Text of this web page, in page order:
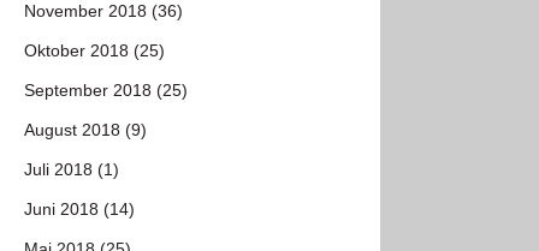
November 2018 (36)
Oktober 2018 (25)
September 2018 (25)
August 2018 (9)
Juli 2018 (1)
Juni 2018 (14)